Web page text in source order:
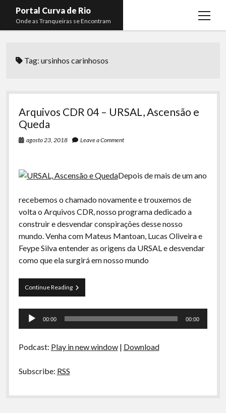
Portal Curva de Rio
Onde as Tranqueiras se Encontram
open
menu
Curva de Rio
Komos
La Siesta Podcast
Rachão na Beira do RIo
Papo Tranqueira
A Ripa É a Lei
Especiais
Preliminares
Membros
Lucas Oliveira
Kaique Xavier
Rafael Almeida
Tag:ursinhos carinhosos
Arquivos CDR 04 – URSAL, Ascensão e
Queda
agosto 23, 2018 Leave a Comment
Depois de mais de um ano
recebemos o chamado novamente e trouxemos de
volta o Arquivos CDR, nosso programa dedicado a
construir e desvendar conspirações desse nosso
mundo. Venha com Mateus Mantoan, Lucas Oliveira e
Feype Silva entender as origens da URSAL e desvendar
como que ela surgirá em nosso mundo
Continue ReadingArquivos
CDR
URSAL,
Queda
Tocador
00:00 00:00
Podcast: Play in new window| Download
Subscribe: RSS